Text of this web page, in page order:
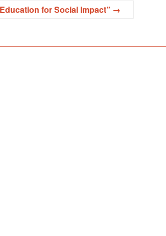
for Social Impact” →